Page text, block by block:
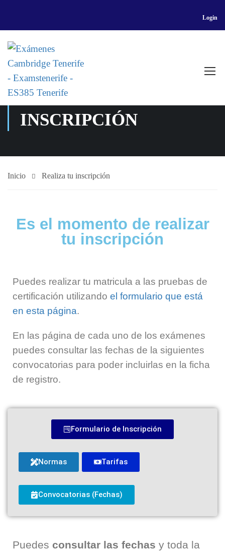
Login
REALIZA TU
INSCRIPCIÓN
Inicio Realiza tu inscripción
Es el momento de realizar
tu inscripción
Puedes realizar tu matricula a las pruebas de
certificación utilizando el formulario que está
en esta página.
En las página de cada uno de los exámenes
puedes consultar las fechas de la siguientes
convocatorias para poder incluirlas en la ficha
de registro.
Formulario de Inscripción
Normas Tarifas
Convocatorias (Fechas)
Puedes consultar las fechas y toda la